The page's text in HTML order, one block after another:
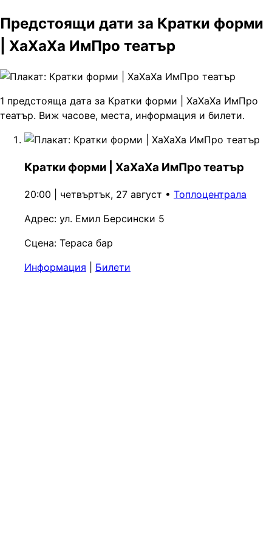
Предстоящи дати за Кратки форми
| ХаХаХа ИмПро театър
1 предстояща дата за Кратки форми | ХаХаХа ИмПро
театър. Виж часове, места, информация и билети.
Кратки форми | ХаХаХа ИмПро театър
20:00 | четвъртък, 27 август • Топлоцентрала
Адрес: ул. Емил Берсински 5
Сцена: Тераса бар
Информация
Билети